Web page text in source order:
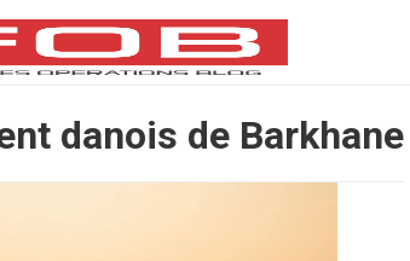
danois de Barkhane